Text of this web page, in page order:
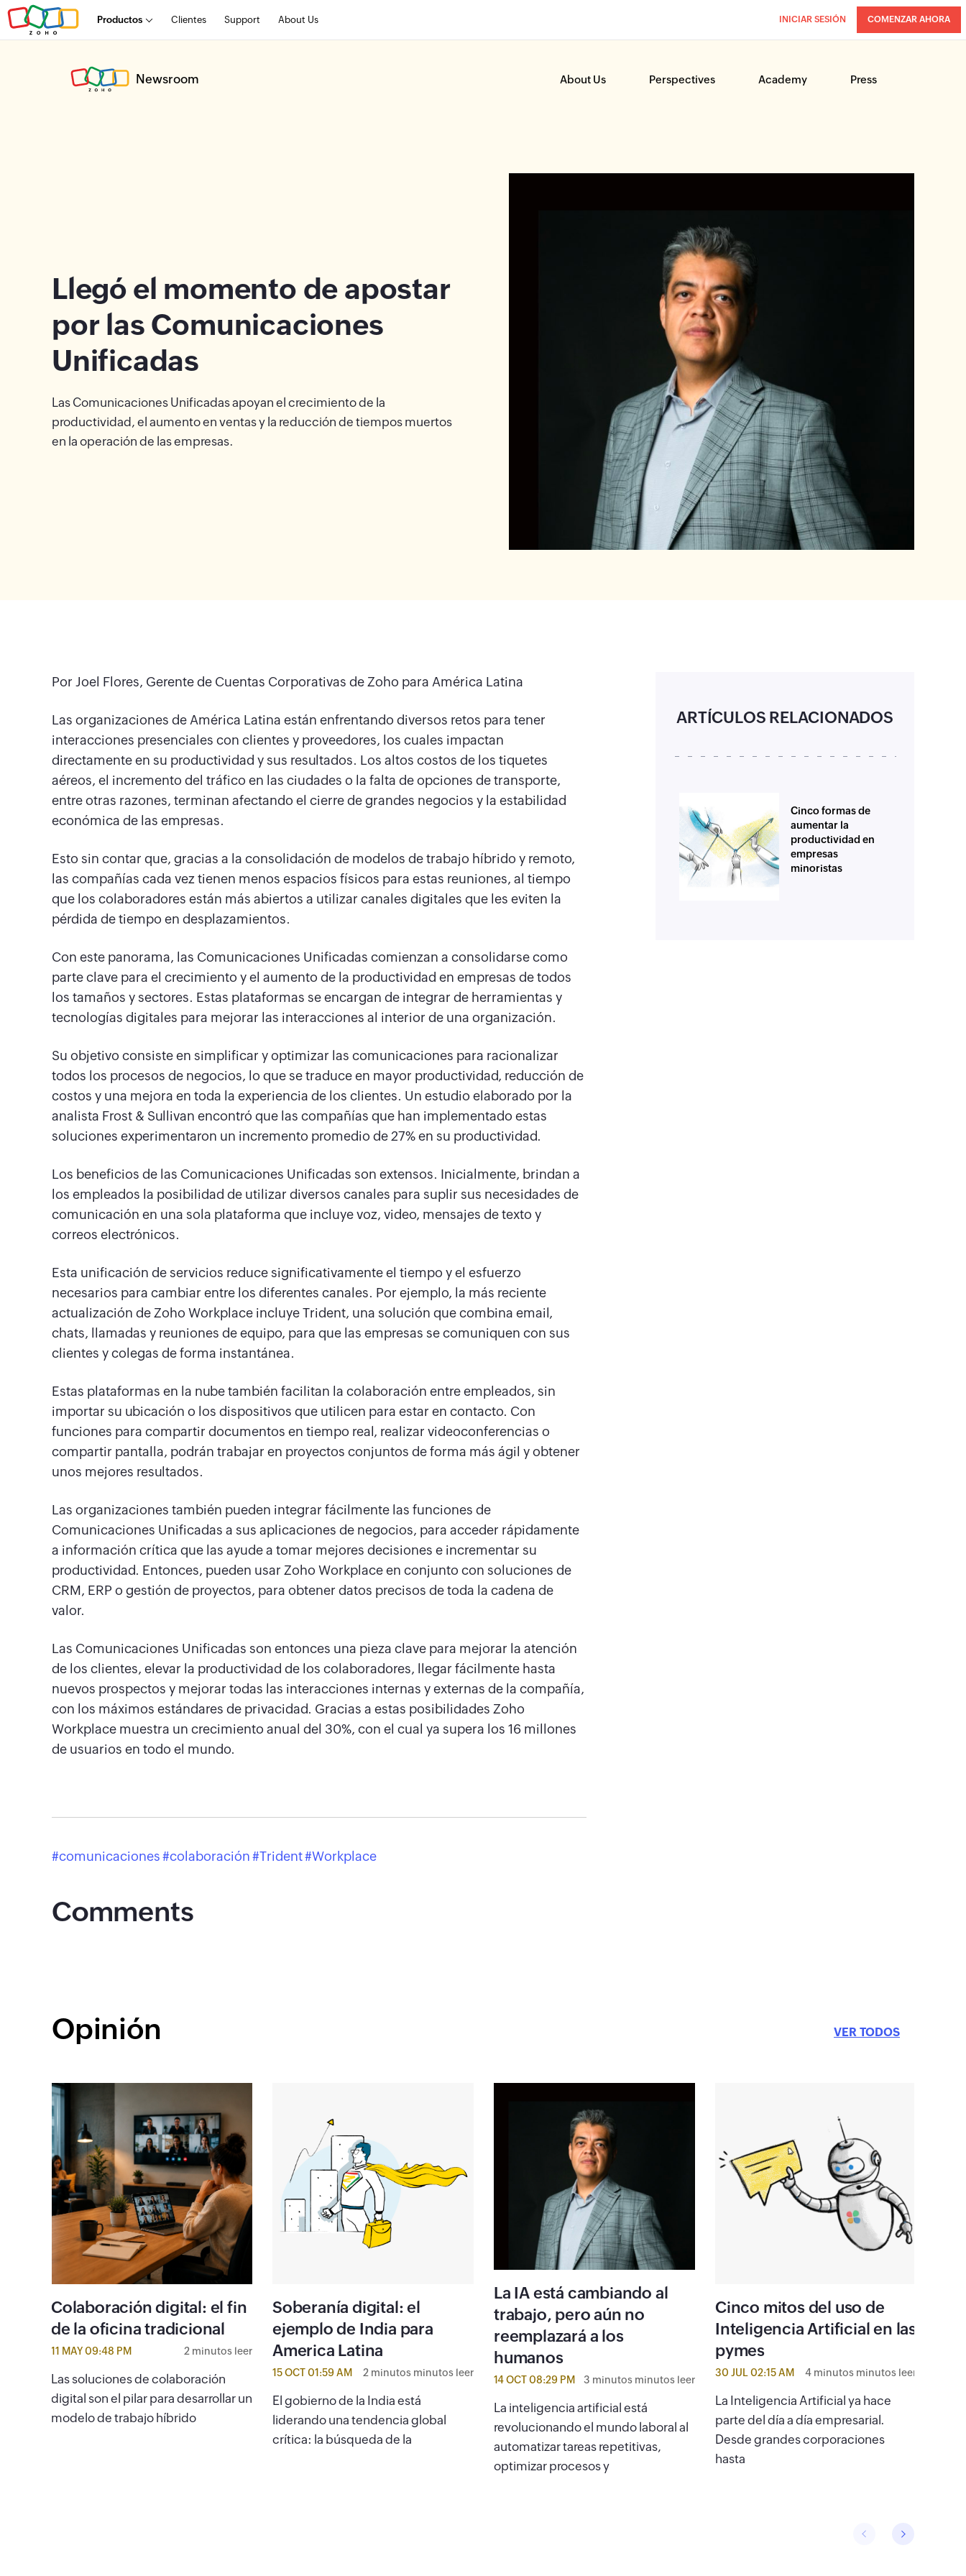
Productos Clientes Support About Us INICIAR SESIÓN COMENZAR AHORA
Newsroom About Us Perspectives Academy Press
Llegó el momento de apostar
por las Comunicaciones
Unificadas
Las Comunicaciones Unificadas apoyan el crecimiento de la
productividad, el aumento en ventas y la reducción de tiempos muertos
en la operación de las empresas.
Por Joel Flores, Gerente de Cuentas Corporativas de Zoho para América Latina
Las organizaciones de América Latina están enfrentando diversos retos para tener
interacciones presenciales con clientes y proveedores, los cuales impactan
directamente en su productividad y sus resultados. Los altos costos de los tiquetes
aéreos, el incremento del tráfico en las ciudades o la falta de opciones de transporte,
entre otras razones, terminan afectando el cierre de grandes negocios y la estabilidad
económica de las empresas.
Esto sin contar que, gracias a la consolidación de modelos de trabajo híbrido y remoto,
las compañías cada vez tienen menos espacios físicos para estas reuniones, al tiempo
que los colaboradores están más abiertos a utilizar canales digitales que les eviten la
pérdida de tiempo en desplazamientos.
Con este panorama, las Comunicaciones Unificadas comienzan a consolidarse como
parte clave para el crecimiento y el aumento de la productividad en empresas de todos
los tamaños y sectores. Estas plataformas se encargan de integrar de herramientas y
tecnologías digitales para mejorar las interacciones al interior de una organización.
Su objetivo consiste en simplificar y optimizar las comunicaciones para racionalizar
todos los procesos de negocios, lo que se traduce en mayor productividad, reducción de
costos y una mejora en toda la experiencia de los clientes. Un estudio elaborado por la
analista Frost & Sullivan encontró que las compañías que han implementado estas
soluciones experimentaron un incremento promedio de 27% en su productividad.
Los beneficios de las Comunicaciones Unificadas son extensos. Inicialmente, brindan a
los empleados la posibilidad de utilizar diversos canales para suplir sus necesidades de
comunicación en una sola plataforma que incluye voz, video, mensajes de texto y
correos electrónicos.
Esta unificación de servicios reduce significativamente el tiempo y el esfuerzo
necesarios para cambiar entre los diferentes canales. Por ejemplo, la más reciente
actualización de Zoho Workplace incluye Trident, una solución que combina email,
chats, llamadas y reuniones de equipo, para que las empresas se comuniquen con sus
clientes y colegas de forma instantánea.
Estas plataformas en la nube también facilitan la colaboración entre empleados, sin
importar su ubicación o los dispositivos que utilicen para estar en contacto. Con
funciones para compartir documentos en tiempo real, realizar videoconferencias o
compartir pantalla, podrán trabajar en proyectos conjuntos de forma más ágil y obtener
unos mejores resultados.
Las organizaciones también pueden integrar fácilmente las funciones de
Comunicaciones Unificadas a sus aplicaciones de negocios, para acceder rápidamente
a información crítica que las ayude a tomar mejores decisiones e incrementar su
productividad. Entonces, pueden usar Zoho Workplace en conjunto con soluciones de
CRM, ERP o gestión de proyectos, para obtener datos precisos de toda la cadena de
valor.
Las Comunicaciones Unificadas son entonces una pieza clave para mejorar la atención
de los clientes, elevar la productividad de los colaboradores, llegar fácilmente hasta
nuevos prospectos y mejorar todas las interacciones internas y externas de la compañía,
con los máximos estándares de privacidad. Gracias a estas posibilidades Zoho
Workplace muestra un crecimiento anual del 30%, con el cual ya supera los 16 millones
de usuarios en todo el mundo.
comunicaciones colaboración Trident Workplace
Comments
ARTÍCULOS RELACIONADOS
Cinco formas de
aumentar la
productividad en
empresas
minoristas
Opinión VER TODOS
Colaboración digital: el fin
de la oficina tradicional
11 MAY 09:48 PM 2 minutos leer
Las soluciones de colaboración
digital son el pilar para desarrollar un
modelo de trabajo híbrido
Soberanía digital: el
ejemplo de India para
America Latina
15 OCT 01:59 AM 2 minutos minutos leer
El gobierno de la India está
liderando una tendencia global
crítica: la búsqueda de la
La IA está cambiando al
trabajo, pero aún no
reemplazará a los
humanos
14 OCT 08:29 PM 3 minutos minutos leer
La inteligencia artificial está
revolucionando el mundo laboral al
automatizar tareas repetitivas,
optimizar procesos y
Cinco mitos del uso de
Inteligencia Artificial en las
pymes
30 JUL 02:15 AM 4 minutos minutos leer
La Inteligencia Artificial ya hace
parte del día a día empresarial.
Desde grandes corporaciones
hasta